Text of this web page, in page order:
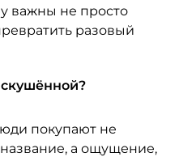
важны не просто
разовый
покупают не
а ощущение,